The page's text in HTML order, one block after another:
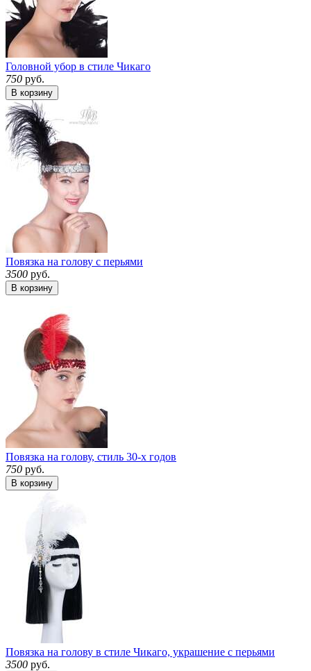
Головной убор в стиле Чикаго
750 руб.
В корзину
Повязка на голову с перьями
3500 руб.
В корзину
Повязка на голову, стиль 30-х годов
750 руб.
В корзину
Повязка на голову в стиле Чикаго, украшение с перьями
3500 руб.